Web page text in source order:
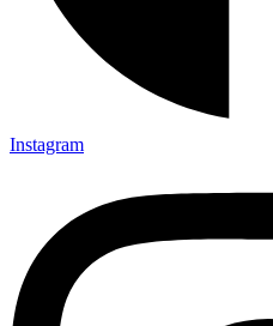
Instagram